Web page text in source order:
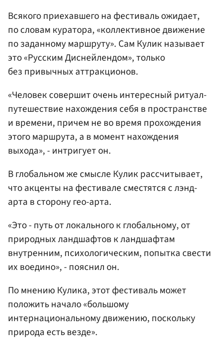
Всякого приехавшего на фестиваль ожидает,
по словам куратора, «коллективное движение
по заданному маршруту». Сам Кулик называет
это «Русским Диснейлендом», только
без привычных аттракционов.
«Человек совершит очень интересный ритуал-
путешествие нахождения себя в пространстве
и времени, причем не во время прохождения
этого маршрута, а в момент нахождения
выхода», - интригует он.
В глобальном же смысле Кулик рассчитывает,
что акценты на фестивале сместятся с лэнд-
арта в сторону гео-арта.
«Это - путь от локального к глобальному, от
природных ландшафтов к ландшафтам
внутренним, психологическим, попытка свести
их воедино», - пояснил он.
По мнению Кулика, этот фестиваль может
положить начало «большому
интернациональному движению, поскольку
природа есть везде».